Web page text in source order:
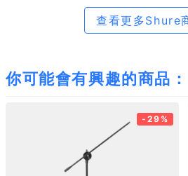
查看更多Shure
你可能會有興趣的商品：
-29%